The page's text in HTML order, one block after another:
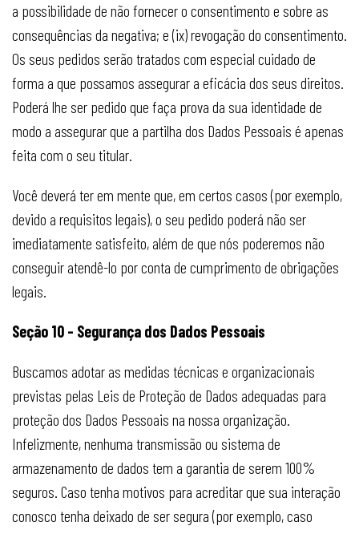
a possibilidade de não fornecer o consentimento e sobre as
consequências da negativa; e (ix) revogação do consentimento.
Os seus pedidos serão tratados com especial cuidado de
forma a que possamos assegurar a eficácia dos seus direitos.
Poderá lhe ser pedido que faça prova da sua identidade de
modo a assegurar que a partilha dos Dados Pessoais é apenas
feita com o seu titular.
Você deverá ter em mente que, em certos casos (por exemplo,
devido a requisitos legais), o seu pedido poderá não ser
imediatamente satisfeito, além de que nós poderemos não
conseguir atendê-lo por conta de cumprimento de obrigações
legais.
Seção 10 - Segurança dos Dados Pessoais
Buscamos adotar as medidas técnicas e organizacionais
previstas pelas Leis de Proteção de Dados adequadas para
proteção dos Dados Pessoais na nossa organização.
Infelizmente, nenhuma transmissão ou sistema de
armazenamento de dados tem a garantia de serem 100%
seguros. Caso tenha motivos para acreditar que sua interação
conosco tenha deixado de ser segura (por exemplo, caso